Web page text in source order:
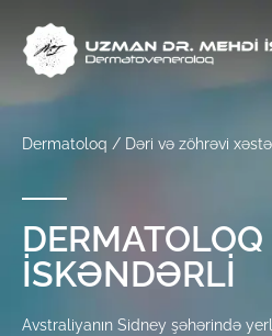
Dermatoloq / Dəri və zöhrəvi
İSKƏNDƏRLI
Avstraliyanın Sidney şəhərində